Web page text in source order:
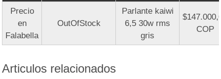
Precio
en
Falabella
OutOfStock
Parlante kaiwi
6,5 30w rms
gris
COP
Articulos relacionados